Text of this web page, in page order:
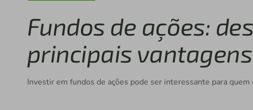
Fundos de ações:
principais vantagens
Investir em fundos de ações pode ser interessante para